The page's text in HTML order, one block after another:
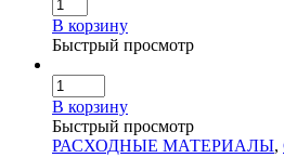
В корзину
Быстрый просмотр
В корзину
Быстрый просмотр
РАСХОДНЫЕ МАТЕРИАЛЫ,